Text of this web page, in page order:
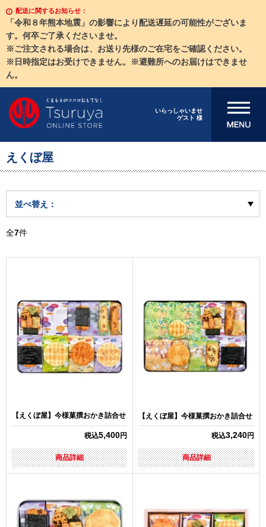
配送に関するお知らせ：
「令和８年熊本地震」の影響により配送遅延の可能性がございま
す。何卒ご了承くださいませ。
※ご注文される場合は、お送り先様のご在宅をご確認ください。
※日時指定はお受けできません。※避難所へのお届けはできませ
ん。
いらっしゃいませ
ゲスト 様
メニューを開
えくぼ屋
並べ替え：
全7件
【えくぼ屋】今様菓撰おかき詰合せ
税込5,400円
商品詳細
【えくぼ屋】今様菓撰おかき詰合せ
税込3,240円
商品詳細